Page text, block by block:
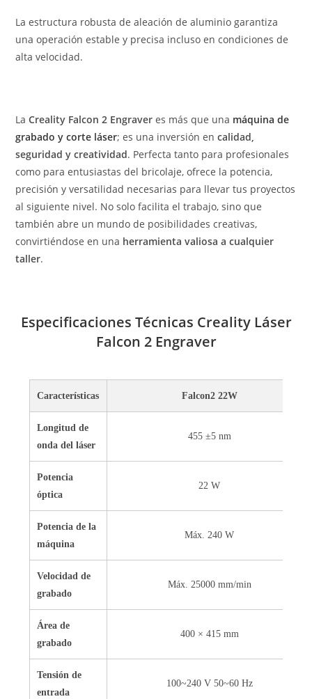
La estructura robusta de aleación de aluminio garantiza
una operación estable y precisa incluso en condiciones de
alta velocidad.
LaCreality Falcon 2 Engraver es más que una máquina de
grabado y corte láser; es una inversión en calidad,
seguridad y creatividad. Perfecta tanto para profesionales
como para entusiastas del bricolaje, ofrece la potencia,
precisión y versatilidad necesarias para llevar tus proyectos
al siguiente nivel. No solo facilita el trabajo, sino que
también abre un mundo de posibilidades creativas,
convirtiéndose en una herramienta valiosa a cualquier
taller.
Especificaciones Técnicas Creality Láser
Falcon 2 Engraver
Características Falcon2 22W
Longitud de
onda del láser
455 ±5 nm
Potencia
óptica
22 W
Potencia de la
máquina
Máx. 240 W
Velocidad de
grabado
Máx. 25000 mm/min
Área de
grabado
400 × 415 mm
Tensión de
entrada
100~240 V 50~60 Hz